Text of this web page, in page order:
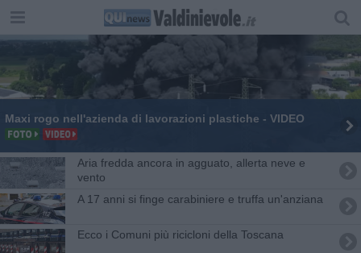
Maxi rogo nell'azienda di lavorazioni plastiche - VIDEO
Aria fredda ancora in agguato, allerta neve e
vento
A 17 anni si finge carabiniere e truffa un'anziana
Ecco i Comuni più ricicloni della Toscana